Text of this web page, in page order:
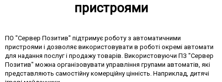
пристроями
ПО "Сервер Позитив" підтримує роботу з автоматичними
пристроями і дозволяє використовувати в роботі окремі автомати
для надання послуг і продажу товарів. Використовуючи ПЗ "Сервер
Позитив" можна організовувати управління групами автоматів, які
представляють самостійну комерційну цінність. Наприклад, дитячі